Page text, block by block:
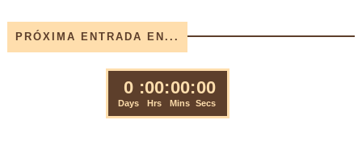
PRÓXIMA ENTRADA EN...